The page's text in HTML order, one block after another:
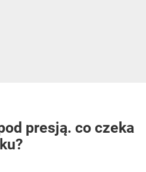
presją. co czeka